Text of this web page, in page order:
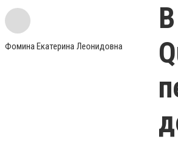
Фомина Екатерина Леонидовна